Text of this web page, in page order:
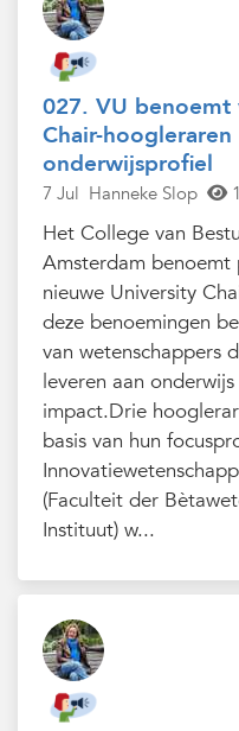
027. VU
Chair-
onderwijsprofiel
7 Jul Hanneke Slop
Het College van
Amsterdam benoemt
nieuwe University
deze benoemingen
van wetenschappers
leveren aan
impact.Drie
basis van hun
(Faculteit der
Instituut) w...